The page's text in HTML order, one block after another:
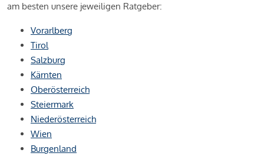
am besten unsere jeweiligen Ratgeber:
Vorarlberg
Tirol
Salzburg
Kärnten
Oberösterreich
Steiermark
Niederösterreich
Wien
Burgenland